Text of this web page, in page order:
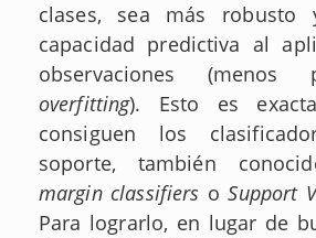
clases, sea más robusto
capacidad predictiva al
observaciones (menos
overfitting). Esto es
consiguen los
soporte, también
margin classifiers oSupport
Para lograrlo, en lugar de